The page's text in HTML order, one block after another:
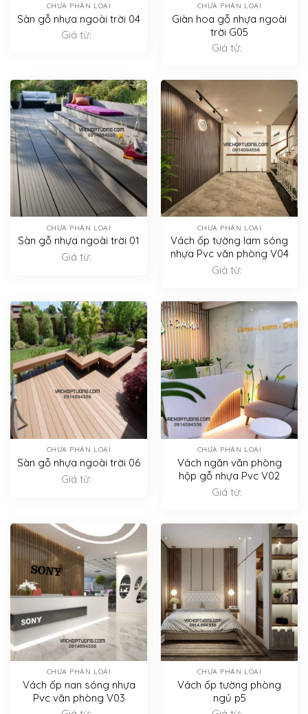
CHƯA PHÂN LOẠI
Sàn gỗ nhựa ngoài trời 04
Giá từ:
CHƯA PHÂN LOẠI
Giàn hoa gỗ nhựa ngoài
trời G05
Giá từ:
CHƯA PHÂN LOẠI
Sàn gỗ nhựa ngoài trời 01
Giá từ:
CHƯA PHÂN LOẠI
Vách ốp tường lam sóng
nhựa Pvc văn phòng V04
Giá từ:
CHƯA PHÂN LOẠI
Sàn gỗ nhựa ngoài trời 06
Giá từ:
CHƯA PHÂN LOẠI
Vách ngăn văn phòng
hộp gỗ nhựa Pvc V02
Giá từ:
CHƯA PHÂN LOẠI
Vách ốp nan sóng nhựa
Pvc văn phòng V03
CHƯA PHÂN LOẠI
Vách ốp tường phòng
ngủ p5